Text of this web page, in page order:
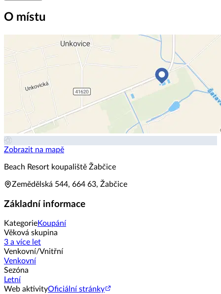
O místu
Zobrazit na mapě
Beach Resort koupaliště Žabčice
Zemědělská 544, 664 63, Žabčice
Základní informace
KategorieKoupání
Věková skupina
3 a více let
Venkovní/Vnitřní
Venkovní
Sezóna
Letní
Web aktivityOficiální stránky